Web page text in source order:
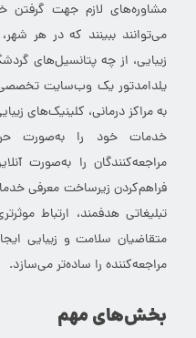
مشاوره‌های لازم جهت گرفتن
می‌توانند ببینند که در هر
زیبایی، از چه پتانسیل‌های
یلدامدتور یک وب‌سایت
به مراکز درمانی، کلینیک‌های
خدمات خود را به‌صورت
مراجعه‌کنندگان را به‌صورت
فراهم‌کردن زیرساخت معرفی
تبلیغاتی هدفمند، ارتباط
متقاضیان سلامت و زیبایی
مراجعه‌کننده را ساده‌تر می‌سازد.
بخش‌های مهم